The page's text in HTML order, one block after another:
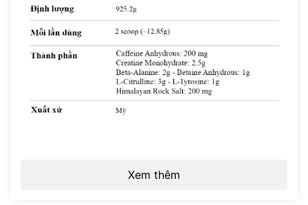
beta-alanine, L-citrulline và betaine anhydrous – tạo ra làn sóng
năng lượng bùng nổ, pump căng và tập trung sắc bén kéo dài
toàn bộ buổi tập, không phải chỉ 20 phút đầu.
Mr. Hyde Signature đạt chứng nhận Informed Choice – kiểm
định độc lập quốc tế xác nhận không chứa hơn 220 chất bị
cấm trong thể thao. An tâm tuyệt đối cho vận động viên thi
Xem thêm